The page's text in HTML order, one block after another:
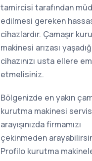
tamircisi tarafından
edilmesi gereken
cihazlardır. Çamaşır
makinesi arızası
cihazınızı usta ellere
etmelisiniz.
Bölgenizde en yakın
kurutma makinesi
arayışınızda firmamızı
çekinmeden
Profilo kurutma